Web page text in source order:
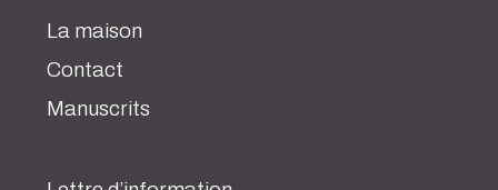
La maison
Contact
Manuscrits